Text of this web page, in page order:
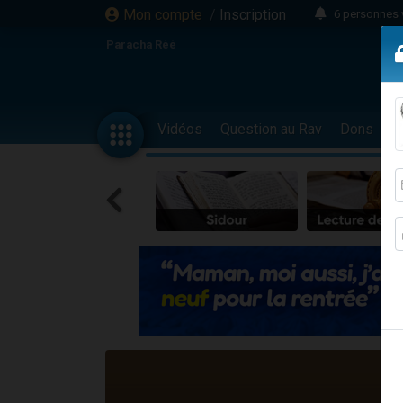
Mon compte / Inscription
6 personnes
4
17
4
Il reste
23
Eva vient
4 personnes
3
Odaya vient
13
2
Paracha Réé
Vidéos Question au Rav Dons